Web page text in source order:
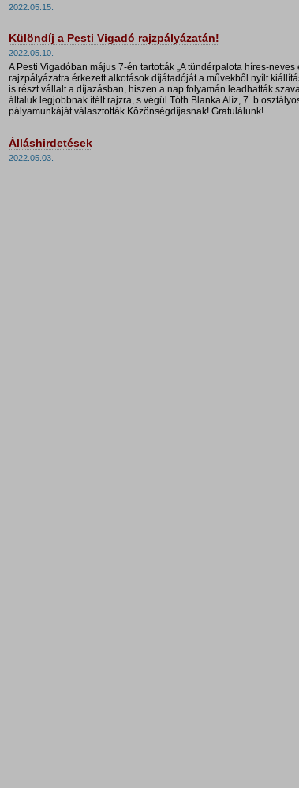
2022.05.15.
Különdíj a Pesti Vigadó rajzpályázatán!
2022.05.10.
A Pesti Vigadóban május 7-én tartották „A tündérpalota híres-neves
rajzpályázatra érkezett alkotások díjátadóját a művekből nyílt
is részt vállalt a díjazásban, hiszen a nap folyamán leadhatták
általuk legjobbnak ítélt rajzra, s végül Tóth Blanka Alíz, 7. b
pályamunkáját választották Közönségdíjasnak! Gratulálunk!
Álláshirdetések
2022.05.03.